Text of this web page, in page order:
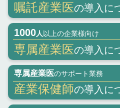
嘱託産業医の導入に
1000人 以上の企業様向け
専属産業医の導入に
専属産業医のサポート業務
産業保健師の導入に